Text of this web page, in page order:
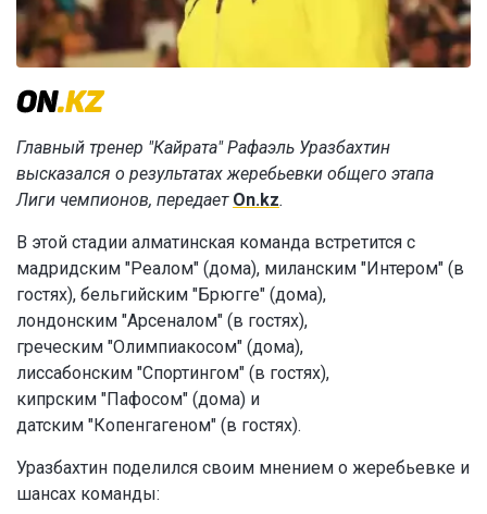
Главный тренер "Кайрата" Рафаэль Уразбахтин
высказался о результатах жеребьевки общего этапа
Лиги чемпионов, передает On.kz.
В этой стадии алматинская команда встретится с
мадридским "Реалом" (дома), миланским "Интером" (в
гостях), бельгийским "Брюгге" (дома),
лондонским "Арсеналом" (в гостях),
греческим "Олимпиакосом" (дома),
лиссабонским "Спортингом" (в гостях),
кипрским "Пафосом" (дома) и
датским "Копенгагеном" (в гостях).
Уразбахтин поделился своим мнением о жеребьевке и
шансах команды: